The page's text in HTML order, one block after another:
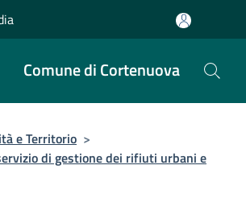
Comune di Cortenuova
e Territorio >
di gestione dei rifiuti urbani e